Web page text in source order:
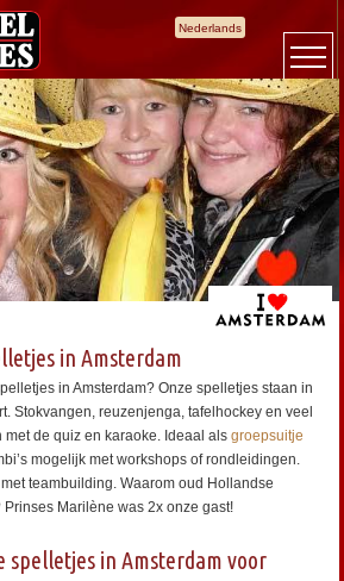
Nederlands
in Amsterdam
in Amsterdam? Onze spelletjes staan in
Stokvangen, reuzenjenga, tafelhockey en veel
met de quiz en karaoke. Ideaal alsgroepsuitje
mogelijk met workshops of rondleidingen.
teambuilding. Waarom oud Hollandse
Marilène was 2x onze gast!
spelletjes in Amsterdam voor